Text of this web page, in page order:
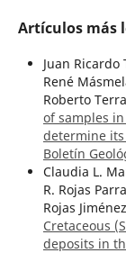
Artículos más
Juan Ricardo
René
Roberto
of samples
determine
Boletín
Claudia L.
R. Rojas
Rojas
Cretaceous
deposits in